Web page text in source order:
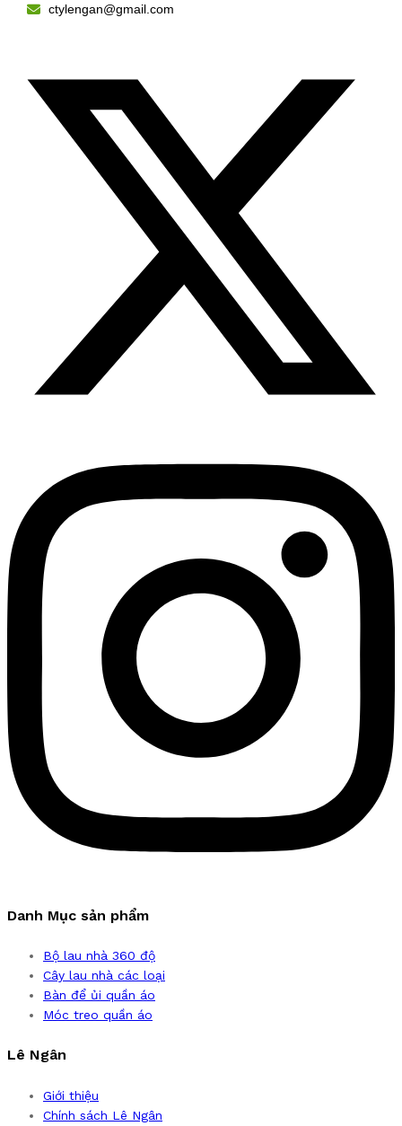
ctylengan@gmail.com
Danh Mục sản phẩm
Bộ lau nhà 360 độ
Cây lau nhà các loại
Bàn để ủi quần áo
Móc treo quần áo
Lê Ngân
Giới thiệu
Chính sách Lê Ngân